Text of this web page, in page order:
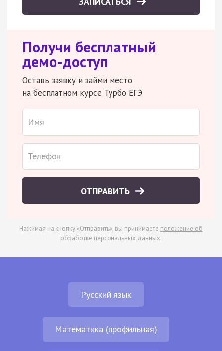
Получи бесплатный
демо-доступ
Оставь заявку и займи место
на бесплатном курсе Турбо ЕГЭ
ОТПРАВИТЬ
Нажимая на кнопку «Отправить», вы принимаете положение об
обработке персональных данных.
Русский язык
Математика (профильная)